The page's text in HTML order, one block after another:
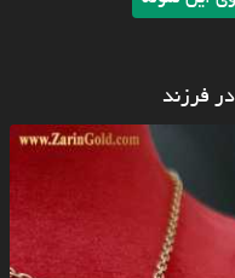
فرزند